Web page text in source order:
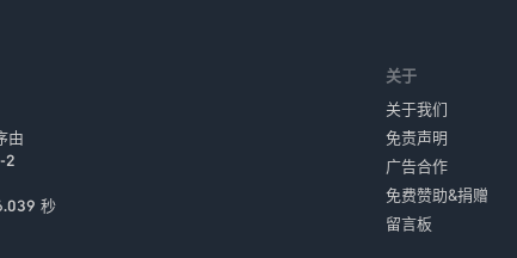
关于
关于我们
免责声明
广告合作
免费赞助&捐赠
留言板
由
2
秒